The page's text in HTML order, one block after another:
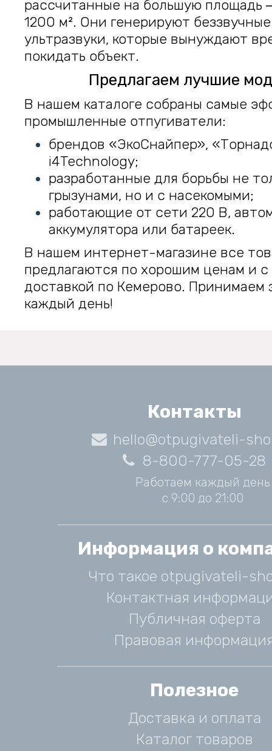
рассчитанные на большую площадь
1200 м². Они генерируют
ультразвуки, которые вынуждают
покидать объект.
Предлагаем лучшие
В нашем каталоге собраны самые
промышленные отпугиватели:
брендов «ЭкоСнайпер»,
i4Technology;
разработанные для борьбы не
грызунами, но и с насекомыми;
работающие от сети 220 В,
аккумулятора или батареек.
В нашем интернет-магазине все
предлагаются по хорошим ценам и
доставкой по Кемерово. Принимаем
каждый день!
Контакты
hello@otpugivateli-
8-800-777-05-28
Работаем каждый день
с 9:00 до 21:00
Информация о
Что такое otpugivateli-
Контактная
Публичная оферта
Правовая
Полезное
Доставка и оплата
Каталог товаров